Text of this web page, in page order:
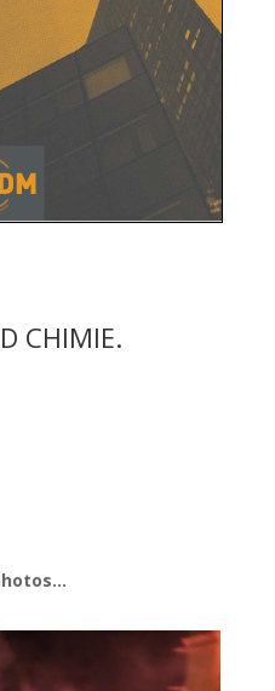
CHIMIE.